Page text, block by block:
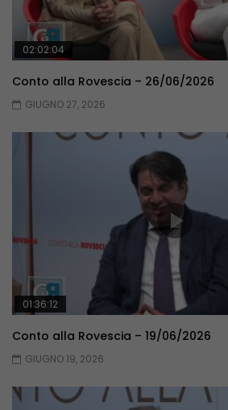
02:02:04
Conto alla Rovescia – 26/06/2026
GIUGNO 27, 2026
01:36:12
Conto alla Rovescia – 19/06/2026
GIUGNO 19, 2026